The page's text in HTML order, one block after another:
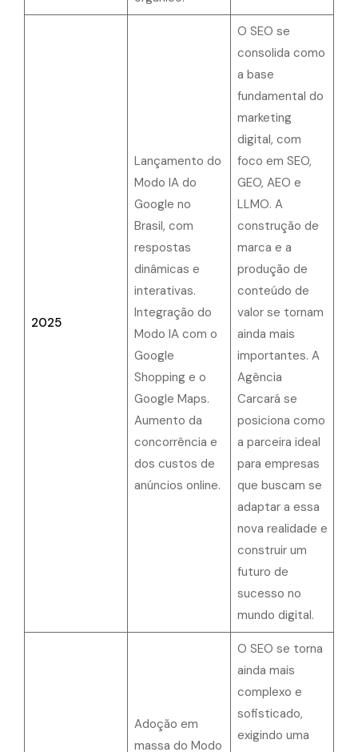
2025
Lançamento do
Modo IA do
Google no
Brasil, com
respostas
dinâmicas e
interativas.
Integração do
Modo IA com o
Google
Shopping e o
Google Maps.
Aumento da
concorrência e
dos custos de
anúncios online.
O SEO se
consolida como
a base
fundamental do
marketing
digital, com
foco em SEO,
GEO, AEO e
LLMO. A
construção de
marca e a
produção de
conteúdo de
valor se tornam
ainda mais
importantes. A
Agência
Carcará se
posiciona como
a parceira ideal
para empresas
que buscam se
adaptar a essa
nova realidade e
construir um
futuro de
sucesso no
mundo digital.
Adoção em
massa do Modo
O SEO se torna
ainda mais
complexo e
sofisticado,
exigindo uma